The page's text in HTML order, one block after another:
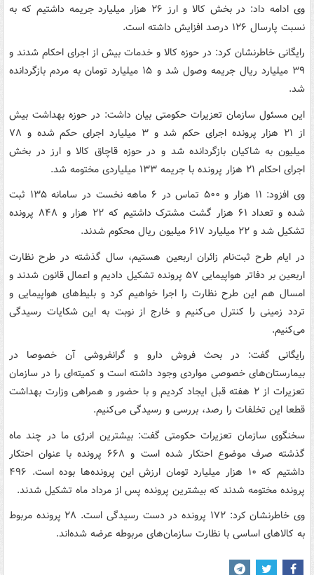
وی ادامه داد: در بخش کالا و ارز ۲۶ هزار میلیارد جریمه داشتیم که به
نسبت پارسال ۱۲۶ درصد افزایش داشته است.
رایگانی خاطرنشان کرد: در حوزه کالا و خدمات بیش از اجرای احکام شدند و
۳۹ میلیارد ریال جریمه وصول شد و ۱۵ میلیارد تومان به مردم بازگردانده
شد.
این مسئول سازمان تعزیرات حکومتی بیان داشت: در حوزه بهداشت بیش
از ۲۱ هزار پرونده اجرای حکم شد و ۳ میلیارد اجرای حکم شده و ۷۸
میلیون به شاکیان بازگردانده شد و در حوزه قاچاق کالا و ارز در بخش
اجرای احکام ۲۱ هزار پرونده با جریمه ۱۳۳ میلیاردی مختومه شد.
وی افزود: ۱۱ هزار و ۵۰۰ تماس در ۶ ماهه نخست در سامانه ۱۳۵ ثبت
شده و تعداد ۶۱ هزار گشت مشترک داشتیم که ۲۲ هزار و ۸۴۸ پرونده
تشکیل شد و ۲۲ میلیارد ۶۱۷ میلیون ریال محکوم شدند.
در ایام طرح ثبت‌نام زائران اربعین هستیم، سال گذشته در طرح نظارت
اربعین بر دفاتر هواپیمایی ۵۷ پرونده تشکیل دادیم و اعمال قانون شدند و
امسال هم این طرح نظارت را اجرا خواهیم کرد و بلیط‌های هواپیمایی و
تردد زمینی را کنترل می‌کنیم و خارج از نوبت به این شکایات رسیدگی
می‌کنیم.
رایگانی گفت: در بحث فروش دارو و گرانفروشی آن خصوصا در
بیمارستان‌های خصوصی مواردی وجود داشته است و کمیته‌ای را در سازمان
تعزیرات از ۲ هفته قبل ایجاد کردیم و با حضور و همراهی وزارت بهداشت
قطعا این تخلفات را رصد، بررسی و رسیدگی می‌کنیم.
سخنگوی سازمان تعزیرات حکومتی گفت: بیشترین انرژی ما در چند ماه
گذشته صرف موضوع احتکار شده است و ۶۶۸ پرونده با عنوان احتکار
داشتیم که ۱۰ هزار میلیارد تومان ارزش این پرونده‌ها بوده است. ۴۹۶
پرونده مختومه شدند که بیشترین پرونده پس از مرداد ماه تشکیل شدند.
وی خاطرنشان کرد: ۱۷۲ پرونده در دست رسیدگی است. ۲۸ پرونده مربوط
به کالاهای اساسی با نظارت سازمان‌های مربوطه عرضه شده‌اند.